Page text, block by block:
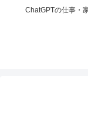
ChatGPTの仕事・